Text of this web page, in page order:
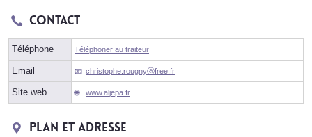
Contact
Téléphone Téléphoner au traiteur
Email christophe.rougnyⓐfree.fr
Site web www.aljepa.fr
Plan et adresse